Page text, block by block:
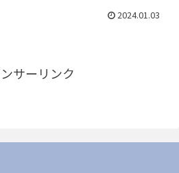
2024.01.03
サーリンク